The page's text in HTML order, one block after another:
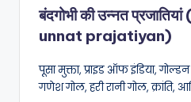
बंदगोभी की उन्नत
unnat prajatiyan)
पूसा मुक्ता, प्राइड ऑफ इंडिया,
गणेश गोल, हरी रानी गोल, क्रांति,